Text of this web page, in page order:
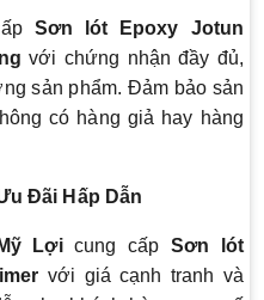
Sơn lót Epoxy Jotun
với chứng nhận đầy đủ,
sản phẩm. Đảm bảo sản
có hàng giả hay hàng
Đãi Hấp Dẫn
Lợicung cấp Sơn lót
với giá cạnh tranh và